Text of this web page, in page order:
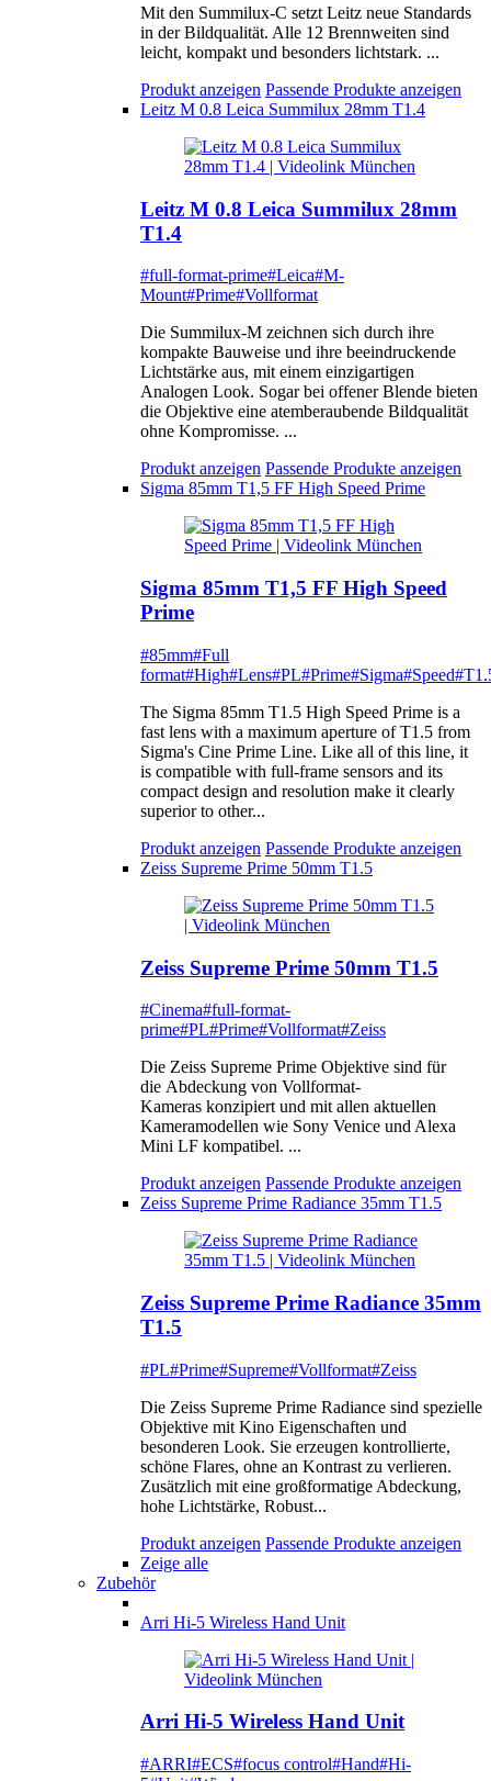
Mit den Summilux-C setzt Leitz neue Standards
in der Bildqualität. Alle 12 Brennweiten sind
leicht, kompakt und besonders lichtstark. ...
Produkt anzeigen Passende Produkte anzeigen
Leitz M 0.8 Leica Summilux 28mm T1.4
Leitz M 0.8 Leica Summilux 28mm
T1.4
#full-format-prime#Leica#M-
Mount#Prime#Vollformat
Die Summilux-M zeichnen sich durch ihre
kompakte Bauweise und ihre beeindruckende
Lichtstärke aus, mit einem einzigartigen
Analogen Look. Sogar bei offener Blende bieten
die Objektive eine atemberaubende Bildqualität
ohne Kompromisse. ...
Produkt anzeigen Passende Produkte anzeigen
Sigma 85mm T1,5 FF High Speed Prime
Sigma 85mm T1,5 FF High Speed
Prime
#85mm#Full
format#High#Lens#PL#Prime#Sigma#Speed
The Sigma 85mm T1.5 High Speed Prime is a
fast lens with a maximum aperture of T1.5 from
Sigma's Cine Prime Line. Like all of this line, it
is compatible with full-frame sensors and its
compact design and resolution make it clearly
superior to other...
Produkt anzeigen Passende Produkte anzeigen
Zeiss Supreme Prime 50mm T1.5
Zeiss Supreme Prime 50mm T1.5
#Cinema#full-format-
prime#PL#Prime#Vollformat#Zeiss
Die Zeiss Supreme Prime Objektive sind für
die Abdeckung von Vollformat-
Kameras konzipiert und mit allen aktuellen
Kameramodellen wie Sony Venice und Alexa
Mini LF kompatibel. ...
Produkt anzeigen Passende Produkte anzeigen
Zeiss Supreme Prime Radiance 35mm T1.5
Zeiss Supreme Prime Radiance 35mm
T1.5
#PL#Prime#Supreme#Vollformat#Zeiss
Die Zeiss Supreme Prime Radiance sind spezielle
Objektive mit Kino Eigenschaften und
besonderen Look. Sie erzeugen kontrollierte,
schöne Flares, ohne an Kontrast zu verlieren.
Zusätzlich mit eine großformatige Abdeckung,
hohe Lichtstärke, Robust...
Produkt anzeigen Passende Produkte anzeigen
Zeige alle
Zubehör
Arri Hi-5 Wireless Hand Unit
Arri Hi-5 Wireless Hand Unit
#ARRI#ECS#focus control#Hand#Hi-